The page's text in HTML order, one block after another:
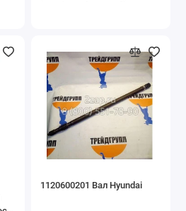
1120600201 Вал Hyundai